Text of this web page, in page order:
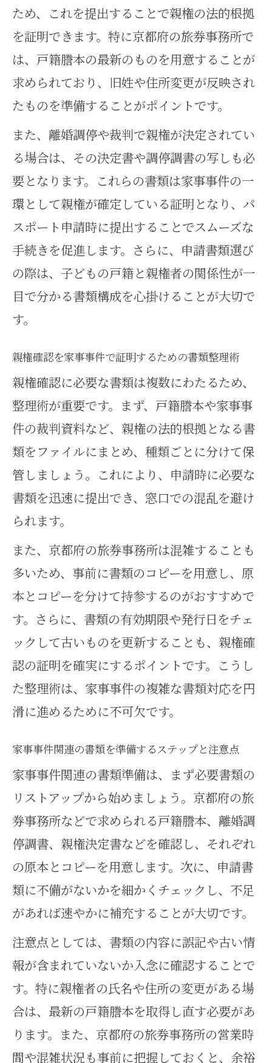
ため、これを提出することで親権の法的根拠
を証明できます。特に京都府の旅券事務所で
は、戸籍謄本の最新のものを用意することが
求められており、旧姓や住所変更が反映され
たものを準備することがポイントです。
また、離婚調停や裁判で親権が決定されてい
る場合は、その決定書や調停調書の写しも必
要となります。これらの書類は家事事件の一
環として親権が確定している証明となり、パ
スポート申請時に提出することでスムーズな
手続きを促進します。さらに、申請書類選び
の際は、子どもの戸籍と親権者の関係性が一
目で分かる書類構成を心掛けることが大切で
す。
親権確認を家事事件で証明するための書類整理術
親権確認に必要な書類は複数にわたるため、
整理術が重要です。まず、戸籍謄本や家事事
件の裁判資料など、親権の法的根拠となる書
類をファイルにまとめ、種類ごとに分けて保
管しましょう。これにより、申請時に必要な
書類を迅速に提出でき、窓口での混乱を避け
られます。
また、京都府の旅券事務所は混雑することも
多いため、事前に書類のコピーを用意し、原
本とコピーを分けて持参するのがおすすめで
す。さらに、書類の有効期限や発行日をチェ
ックして古いものを更新することも、親権確
認の証明を確実にするポイントです。こうし
た整理術は、家事事件の複雑な書類対応を円
滑に進めるために不可欠です。
家事事件関連の書類を準備するステップと注意点
家事事件関連の書類準備は、まず必要書類の
リストアップから始めましょう。京都府の旅
券事務所などで求められる戸籍謄本、離婚調
停調書、親権決定書などを確認し、それぞれ
の原本とコピーを用意します。次に、申請書
類に不備がないかを細かくチェックし、不足
があれば速やかに補充することが大切です。
注意点としては、書類の内容に誤記や古い情
報が含まれていないか入念に確認することで
す。特に親権者の氏名や住所の変更がある場
合は、最新の戸籍謄本を取得し直す必要があ
ります。また、京都府の旅券事務所の営業時
間や混雑状況も事前に把握しておくと、余裕